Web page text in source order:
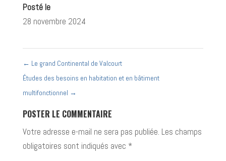
Posté le
28 novembre 2024
← Le grand Continental de Valcourt
Études des besoins en habitation et en bâtiment
multifonctionnel →
POSTER LE COMMENTAIRE
Votre adresse e-mail ne sera pas publiée. Les champs
obligatoires sont indiqués avec *